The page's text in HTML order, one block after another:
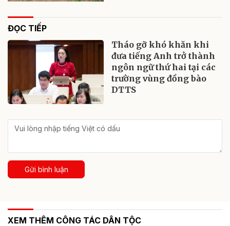
ĐỌC TIẾP
Tháo gỡ khó khăn khi
đưa tiếng Anh trở thành
ngôn ngữ thứ hai tại các
trường vùng đồng bào
DTTS
Gửi bình luận
XEM THÊM CÔNG TÁC DÂN TỘC